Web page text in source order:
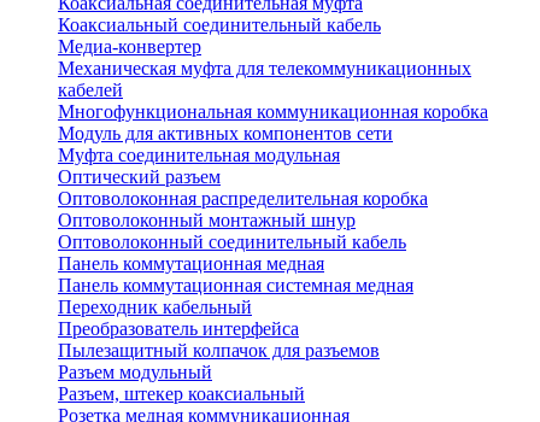
Коаксиальный соединительный кабель
Медиа-конвертер
Механическая муфта для телекоммуникационных
кабелей
Многофункциональная коммуникационная коробка
Модуль для активных компонентов сети
Муфта соединительная модульная
Оптический разъем
Оптоволоконная распределительная коробка
Оптоволоконный монтажный шнур
Оптоволоконный соединительный кабель
Панель коммутационная медная
Панель коммутационная системная медная
Переходник кабельный
Преобразователь интерфейса
Пылезащитный колпачок для разъемов
Разъем модульный
Разъем, штекер коаксиальный
Розетка медная коммуникационная